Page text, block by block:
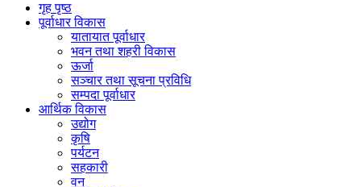
गृह पृष्ठ
पूर्वाधार विकास
यातायात पूर्वाधार
भवन तथा शहरी विकास
ऊर्जा
सञ्चार तथा सूचना प्रविधि
सम्पदा पूर्वाधार
आर्थिक विकास
उद्योग
कृषि
पर्यटन
सहकारी
वन